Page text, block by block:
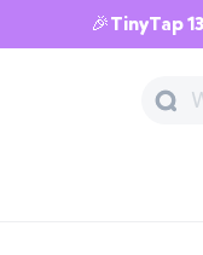
🎉TinyTap